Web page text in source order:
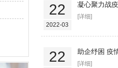
22
2022-03
凝心聚力战
[详细]
22 助企纾困 疫
[详细]